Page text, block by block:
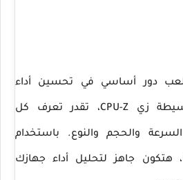
دور أساسي في تحسين أداء
الكمبيوتر، ومع أداة بسيطة زي CPU-Z، تقدر تعرف كل
والحجم والنوع. باستخدام
هتكون جاهز لتحليل أداء جهازك